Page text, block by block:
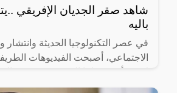
شاهد صقر الجديان الإفريقي
باليه
في عصر التكنولوجيا الحديثة وانتشار
الاجتماعي، أصبحت الفيديوهات
انتشرت